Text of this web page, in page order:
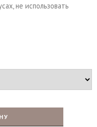
не использовать